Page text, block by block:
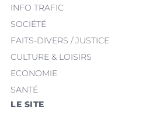
INFO TRAFIC
SOCIÉTÉ
FAITS-DIVERS / JUSTICE
CULTURE & LOISIRS
ECONOMIE
SANTÉ
LE SITE